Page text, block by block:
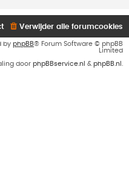
Verwijder alle forumcookies
by phpBB® Forum Software © phpBB
Limited
door phpBBservice.nl & phpBB.nl